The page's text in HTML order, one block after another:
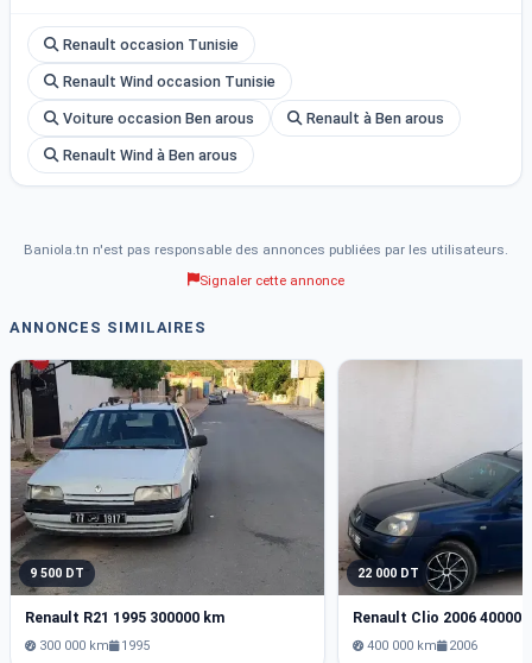
Renault occasion Tunisie
Renault Wind occasion Tunisie
Voiture occasion Ben arous Renault à Ben arous
Renault Wind à Ben arous
Baniola.tn n'est pas responsable des annonces publiées par les utilisateurs.
Signaler cette annonce
ANNONCES SIMILAIRES
9 500 DT
Renault R21 1995 300000 km
300 000 km 1995
22 000 DT
Renault Clio 2006
400 000 km 2006